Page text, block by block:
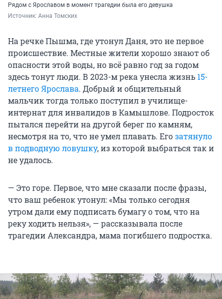
Рядом с Ярославом в момент трагедии была его девушка
Источник: Анна Томских
На речке Пышма, где утонул Даня, это не первое
происшествие. Местные жители хорошо знают об
опасности этой воды, но всё равно год за годом
здесь тонут люди. В 2023-м река унесла жизнь 15-
летнего Ярослава. Добрый и общительный
мальчик тогда только поступил в училище-
интернат для инвалидов в Камышлове. Подросток
пытался перейти на другой берег по камням,
несмотря на то, что не умел плавать. Егозатянуло
в подводную ловушку, из которой выбраться так и
не удалось.
— Это горе. Первое, что мне сказали после фразы,
что ваш ребенок утонул: «Мы только сегодня
утром дали ему подписать бумагу о том, что на
реку ходить нельзя», — рассказывала после
трагедии Александра, мама погибшего подростка.